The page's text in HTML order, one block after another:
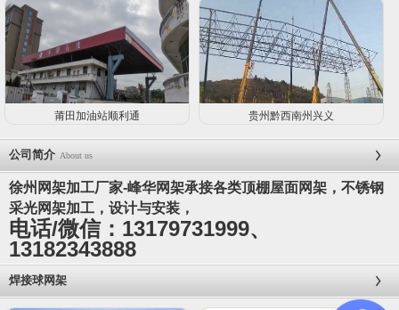
莆田加油站顺利通 贵州黔西南州兴义
公司简介 About us
徐州网架加工厂家-峰华网架承接各类顶棚屋面网架，不锈钢
采光网架加工，设计与安装，
电话/微信：13179731999、
13182343888
焊接球网架